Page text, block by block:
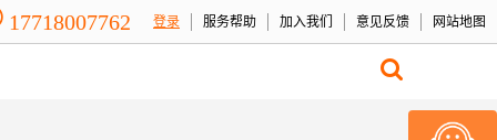
17718007762 登录 服务帮助 加入我们 意见反馈 网站地图